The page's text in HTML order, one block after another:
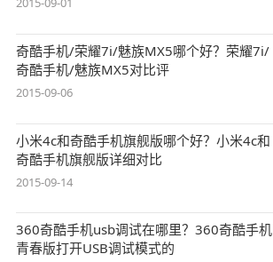
奇酷手机/荣耀7i/魅族MX5哪个好？荣耀7i/
奇酷手机/魅族MX5对比评
2015-09-06
小米4c和奇酷手机旗舰版哪个好？小米4c和
奇酷手机旗舰版详细对比
2015-09-14
360奇酷手机usb调试在哪里？360奇酷手机
青春版打开USB调试模式的